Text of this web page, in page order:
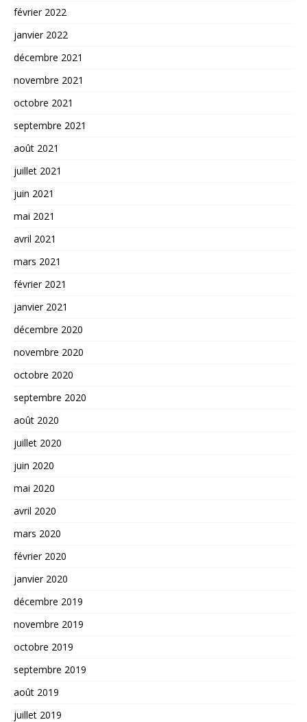
février 2022
janvier 2022
décembre 2021
novembre 2021
octobre 2021
septembre 2021
août 2021
juillet 2021
juin 2021
mai 2021
avril 2021
mars 2021
février 2021
janvier 2021
décembre 2020
novembre 2020
octobre 2020
septembre 2020
août 2020
juillet 2020
juin 2020
mai 2020
avril 2020
mars 2020
février 2020
janvier 2020
décembre 2019
novembre 2019
octobre 2019
septembre 2019
août 2019
juillet 2019